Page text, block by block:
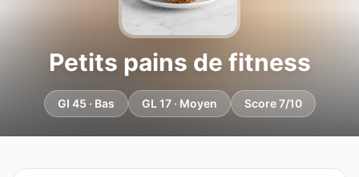
Petits pains de fitness
GI 45 · Bas GL 17 · Moyen Score 7/10